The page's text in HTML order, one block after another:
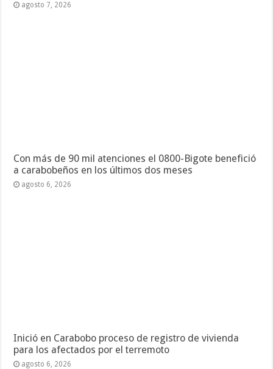
agosto 7, 2026
Con más de 90 mil atenciones el 0800-Bigote benefició
a carabobeños en los últimos dos meses
agosto 6, 2026
Inició en Carabobo proceso de registro de vivienda
para los afectados por el terremoto
agosto 6, 2026